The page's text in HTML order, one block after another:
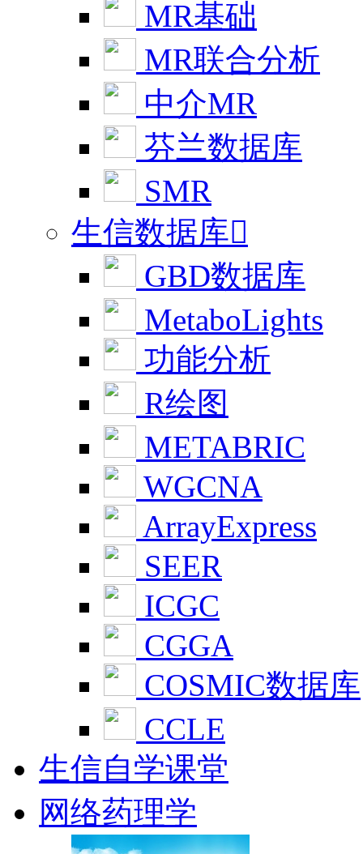
MR基础
MR联合分析
中介MR
芬兰数据库
SMR
生信数据库
GBD数据库
MetaboLights
功能分析
R绘图
METABRIC
WGCNA
ArrayExpress
SEER
ICGC
CGGA
COSMIC数据库
CCLE
生信自学课堂
网络药理学